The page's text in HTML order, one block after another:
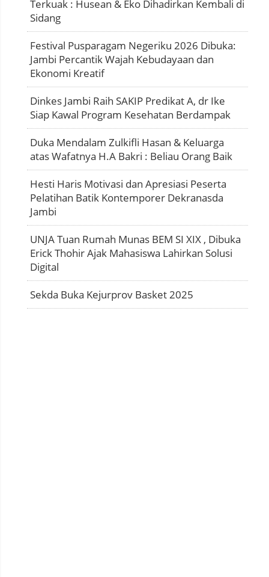
Terkuak : Husean & Eko Dihadirkan Kembali di
Sidang
Festival Pusparagam Negeriku 2026 Dibuka:
Jambi Percantik Wajah Kebudayaan dan
Ekonomi Kreatif
Dinkes Jambi Raih SAKIP Predikat A, dr Ike
Siap Kawal Program Kesehatan Berdampak
Duka Mendalam Zulkifli Hasan & Keluarga
atas Wafatnya H.A Bakri : Beliau Orang Baik
Hesti Haris Motivasi dan Apresiasi Peserta
Pelatihan Batik Kontemporer Dekranasda
Jambi
UNJA Tuan Rumah Munas BEM SI XIX , Dibuka
Erick Thohir Ajak Mahasiswa Lahirkan Solusi
Digital
Sekda Buka Kejurprov Basket 2025